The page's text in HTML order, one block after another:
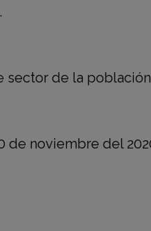
sector de la
de noviembre del